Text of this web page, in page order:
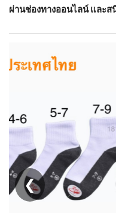
ผ่านช่องทางออนไลน์ และ
❮